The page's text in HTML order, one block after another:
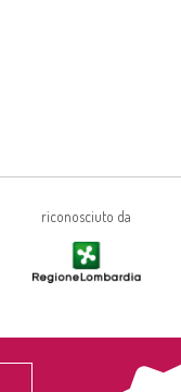
riconosciuto da